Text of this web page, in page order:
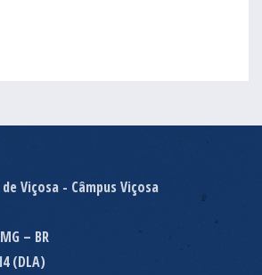
Viçosa - Câmpus Viçosa
– BR
(DLA)